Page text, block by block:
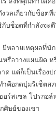
วลเกี่ยวกับช็อตที่
บช็อตที่กำลังจะตี
มีหลายเหตุผลที่นั
รือวางแผนผิด ห
ด แต่ก็เป็นเรื่อง
ำคือกดปุ่มรีเช็ตส
ร์สเซล โปรกอล์
ศิษย์ของเขา